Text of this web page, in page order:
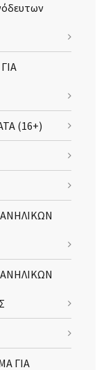
(16+)
ΓΙΑ